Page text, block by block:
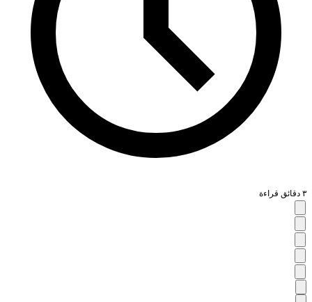
٣ دقائق قراءة